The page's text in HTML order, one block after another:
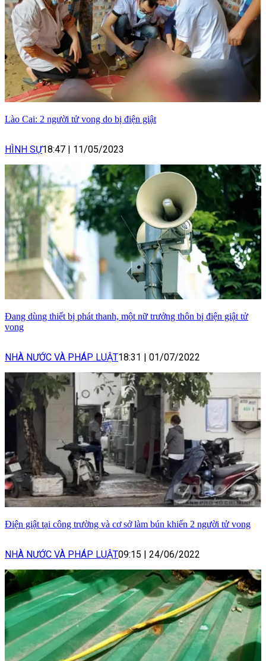
Lào Cai: 2 người tử vong do bị điện giật
HÌNH SỰ18:47 11/05/2023
Đang dùng thiết bị phát thanh, một nữ trưởng thôn bị điện giật tử
vong
NHÀ NƯỚC VÀ PHÁP LUẬT18:31 | 01/07/2022
Điện giật tại công trường và cơ sở làm bún khiến 2 người tử vong
NHÀ NƯỚC VÀ PHÁP LUẬT09:15 | 24/06/2022